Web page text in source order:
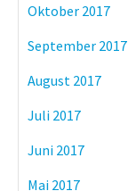
Oktober 2017
September 2017
August 2017
Juli 2017
Juni 2017
Mai 2017